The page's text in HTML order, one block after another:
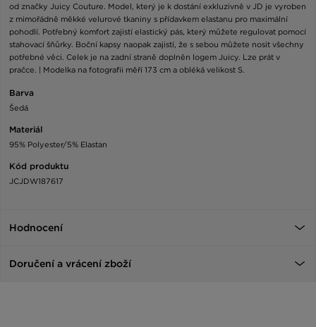
od značky Juicy Couture. Model, který je k dostání exkluzivně v JD je vyroben
z mimořádně měkké velurové tkaniny s přídavkem elastanu pro maximální
pohodlí. Potřebný komfort zajistí elastický pás, který můžete regulovat pomocí
stahovací šňůrky. Boční kapsy naopak zajistí, že s sebou můžete nosit všechny
potřebné věci. Celek je na zadní straně doplněn logem Juicy. Lze prát v
pračce. | Modelka na fotografii měří 173 cm a obléká velikost S.
Barva
Šedá
Materiál
95% Polyester/5% Elastan
Kód produktu
JCJDW187617
Hodnocení
Doručení a vrácení zboží